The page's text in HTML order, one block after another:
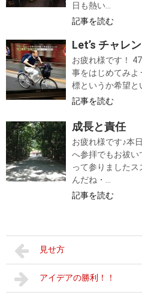
日も熱い...
記事を読む
Let’s チャレン
お疲れ様です！
事をはじめてみよ
標というか希望と
記事を読む
成長と責任
お疲れ様です♪本
へ参拝でもお祓い
って参りました
んだね・...
記事を読む
見せ方
アイデアの勝利！！